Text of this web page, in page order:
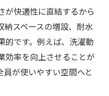
が快適性に直結するから
納スペースの増設、耐水
的です。例えば、洗濯動
効率を向上させることが
が使いやすい空間へと